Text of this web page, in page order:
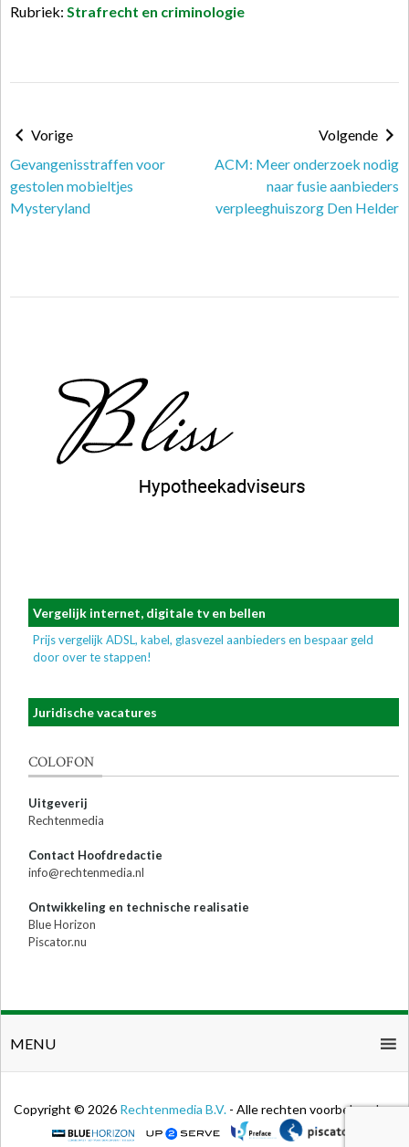
Rubriek: Strafrecht en criminologie
Vorige
Gevangenisstraffen voor
gestolen mobieltjes
Mysteryland
Volgende
ACM: Meer onderzoek nodig
naar fusie aanbieders
verpleeghuiszorg Den Helder
Vergelijk internet, digitale tv en bellen
Prijs vergelijk ADSL, kabel, glasvezel aanbieders en bespaar geld
door over te stappen!
Juridische vacatures
COLOFON
Uitgeverij
Rechtenmedia
Contact Hoofdredactie
info@rechtenmedia.nl
Ontwikkeling en technische realisatie
Blue Horizon
Piscator.nu
MENU
Copyright © 2026 Rechtenmedia B.V. - Alle rechten voorbehouden.